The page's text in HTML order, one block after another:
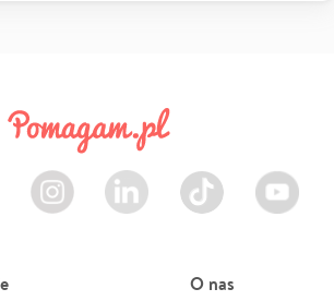
Instagram LinkedIn TikTok Youtube
O nas